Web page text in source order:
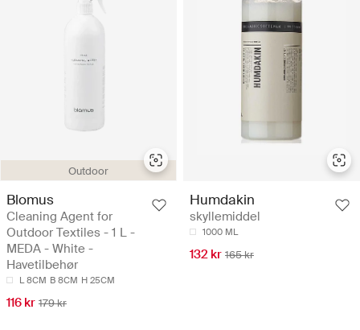
Outdoor
Blomus
Cleaning Agent for
Outdoor Textiles - 1 L -
MEDA - White -
Havetilbehør
L 8CM B 8CM H 25CM
116 kr 179 kr
Humdakin
skyllemiddel
1000 ML
132 kr 165 kr